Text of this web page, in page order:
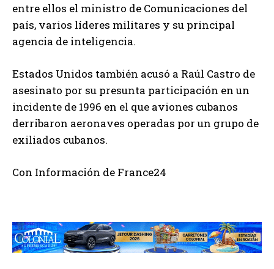
entre ellos el ministro de Comunicaciones del
país, varios líderes militares y su principal
agencia de inteligencia.
Estados Unidos también acusó a Raúl Castro de
asesinato por su presunta participación en un
incidente de 1996 en el que aviones cubanos
derribaron aeronaves operadas por un grupo de
exiliados cubanos.
Con Información de France24